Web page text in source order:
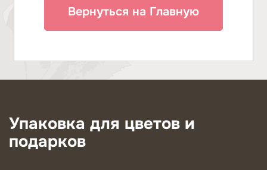
Вернуться на Главную
Упаковка для цветов и
подарков